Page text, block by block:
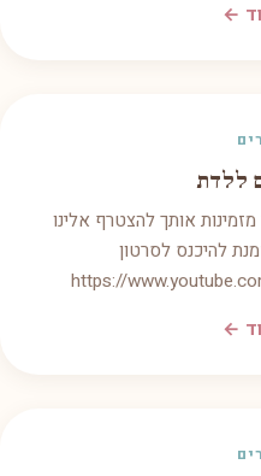
←
ללדת
אותך להצטרף אלינו
להיכנס לסרטון
https://
←